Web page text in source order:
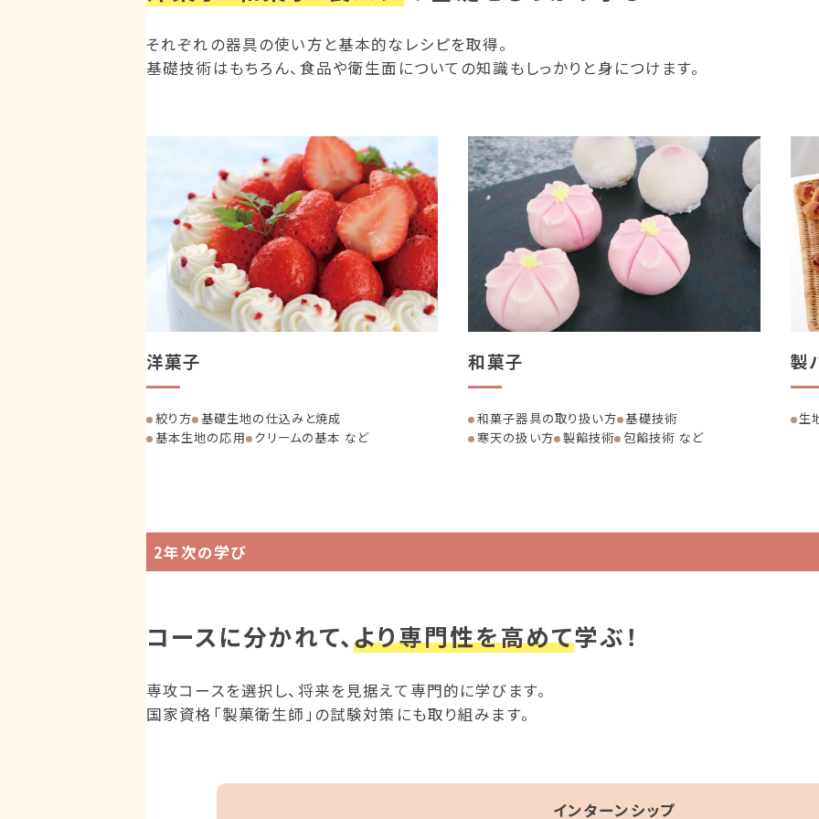
それぞれの器具の使い方と基本的なレシピを取得。
基礎技術はもちろん、食品や衛生面についての知識もしっかりと身につけます。
洋菓子
絞り方 基礎生地の仕込みと焼成
基本生地の応用
クリームの基本 など
和菓子
和菓子器具の取り扱い方 基礎技術
寒天の扱い方 製餡技術 包餡技術 など
製
生
2年次の学び
コースに分かれて、より専門性を高めて学ぶ！
専攻コースを選択し、将来を⾒据えて専⾨的に学びます。
国家資格「製菓衛⽣師」の試験対策にも取り組みます。
インターンシップ